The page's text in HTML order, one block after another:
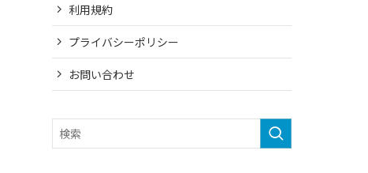
利用規約
プライバシーポリシー
お問い合わせ